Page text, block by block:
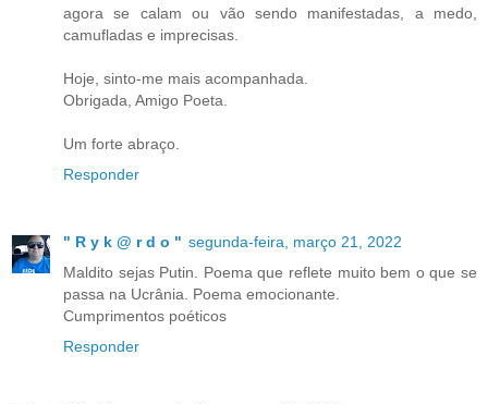
agora se calam ou vão sendo manifestadas, a medo,
camufladas e imprecisas.
Hoje, sinto-me mais acompanhada.
Obrigada, Amigo Poeta.
Um forte abraço.
Responder
" R y k @ r d o " segunda-feira, março 21, 2022
Maldito sejas Putin. Poema que reflete muito bem o que se
passa na Ucrânia. Poema emocionante.
Cumprimentos poéticos
Responder